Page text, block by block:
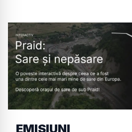
EMISIUNI